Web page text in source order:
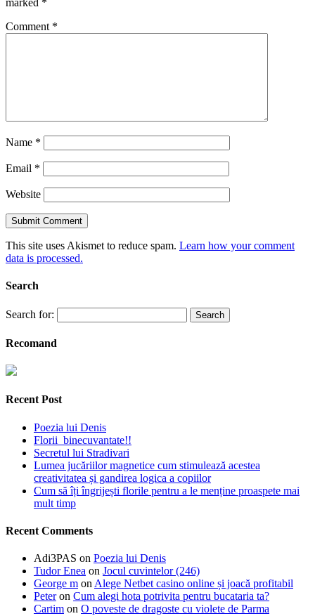
marked *
Comment *
Name *
Email *
Website
This site uses Akismet to reduce spam. Learn how your comment
data is processed.
Search
Search for:
Recomand
Recent Post
Poezia lui Denis
Florii binecuvantate!!
Secretul lui Stradivari
Lumea jucăriilor magnetice cum stimulează acestea
creativitatea și gandirea logica a copiilor
Cum să îți îngrijești florile pentru a le menține proaspete mai
mult timp
Recent Comments
Adi3PAS on Poezia lui Denis
Tudor Enea on Jocul cuvintelor (246)
George m on Alege Netbet casino online și joacă profitabil
Peteron Cum alegi hota potrivita pentru bucataria ta?
Cartim on O poveste de dragoste cu violete de Parma